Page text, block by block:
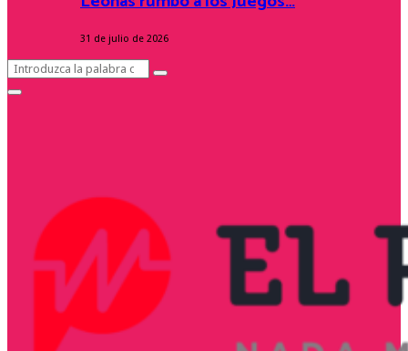
31 de julio de 2026
Search
for:
Search
Facebook
Twitter
Instagram
Youtube
Primary